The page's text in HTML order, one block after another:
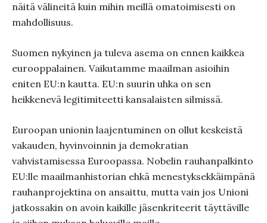
näitä välineitä kuin mihin meillä omatoimisesti on
mahdollisuus.
Suomen nykyinen ja tuleva asema on ennen kaikkea
eurooppalainen. Vaikutamme maailman asioihin
eniten EU:n kautta. EU:n suurin uhka on sen
heikkenevä legitimiteetti kansalaisten silmissä.
Euroopan unionin laajentuminen on ollut keskeistä
vakauden, hyvinvoinnin ja demokratian
vahvistamisessa Euroopassa. Nobelin rauhanpalkinto
EU:lle maailmanhistorian ehkä menestyksekkäimpänä
rauhanprojektina on ansaittu, mutta vain jos Unioni
jatkossakin on avoin kaikille jäsenkriteerit täyttäville